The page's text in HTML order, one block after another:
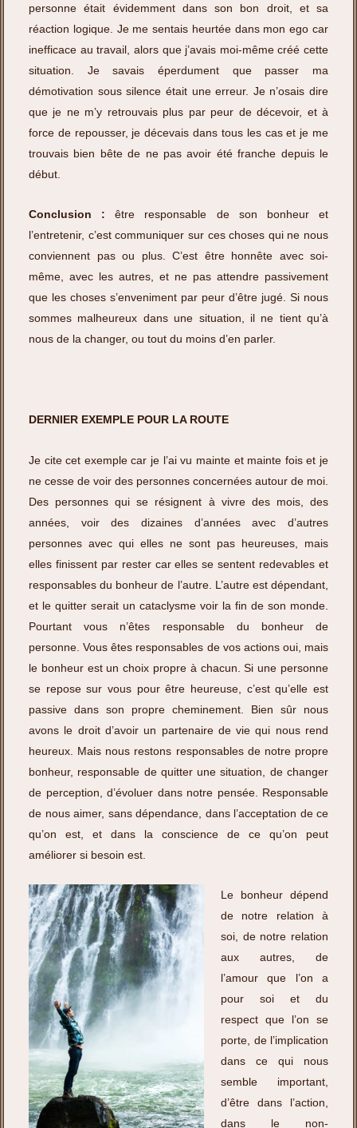
personne était évidemment dans son bon droit, et sa
réaction logique. Je me sentais heurtée dans mon ego car
inefficace au travail, alors que j’avais moi-même créé cette
situation. Je savais éperdument que passer ma
démotivation sous silence était une erreur. Je n’osais dire
que je ne m’y retrouvais plus par peur de décevoir, et à
force de repousser, je décevais dans tous les cas et je me
trouvais bien bête de ne pas avoir été franche depuis le
début.
Conclusion : être responsable de son bonheur et
l’entretenir, c’est communiquer sur ces choses qui ne nous
conviennent pas ou plus. C’est être honnête avec soi-
même, avec les autres, et ne pas attendre passivement
que les choses s’enveniment par peur d’être jugé. Si nous
sommes malheureux dans une situation, il ne tient qu’à
nous de la changer, ou tout du moins d’en parler.
DERNIER EXEMPLE POUR LA ROUTE
Je cite cet exemple car je l’ai vu mainte et mainte fois et je
ne cesse de voir des personnes concernées autour de moi.
Des personnes qui se résignent à vivre des mois, des
années, voir des dizaines d’années avec d’autres
personnes avec qui elles ne sont pas heureuses, mais
elles finissent par rester car elles se sentent redevables et
responsables du bonheur de l’autre. L’autre est dépendant,
et le quitter serait un cataclysme voir la fin de son monde.
Pourtant vous n’êtes responsable du bonheur de
personne. Vous êtes responsables de vos actions oui, mais
le bonheur est un choix propre à chacun. Si une personne
se repose sur vous pour être heureuse, c’est qu’elle est
passive dans son propre cheminement. Bien sûr nous
avons le droit d’avoir un partenaire de vie qui nous rend
heureux. Mais nous restons responsables de notre propre
bonheur, responsable de quitter une situation, de changer
de perception, d’évoluer dans notre pensée. Responsable
de nous aimer, sans dépendance, dans l’acceptation de ce
qu’on est, et dans la conscience de ce qu’on peut
améliorer si besoin est.
Le bonheur dépend
de notre relation à
soi, de notre relation
aux autres, de
l’amour que l’on a
pour soi et du
respect que l’on se
porte, de l’implication
dans ce qui nous
semble important,
d’être dans l’action,
dans le non-